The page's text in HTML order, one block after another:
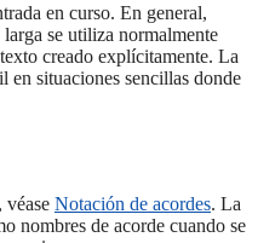
en curso. En general,
se utiliza normalmente
creado explícitamente. La
en situaciones sencillas donde
véase Notación de acordes. La
nombres de acorde cuando se